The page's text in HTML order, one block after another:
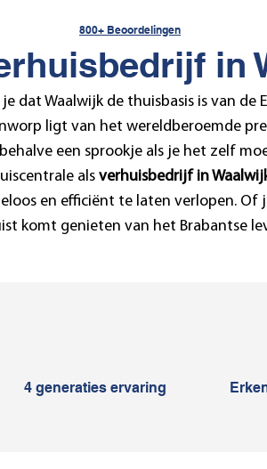
800+ Beoordelingen
in
dat Waalwijk de thuisbasis is van de
ligt van het wereldberoemde
een sprookje als je het zelf
als verhuisbedrijf in
en efficiënt te laten verlopen. Of
komt genieten van het Brabantse
4 generaties ervaring